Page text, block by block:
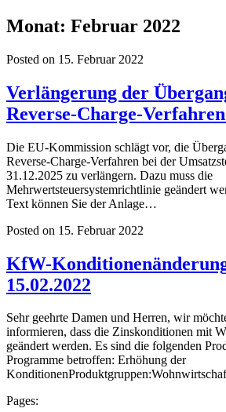
Monat: Februar 2022
Posted on 15. Februar 2022
Verlängerung der
Reverse-Charge-
Die EU-Kommission schlägt vor, die
Reverse-Charge-Verfahren bei der
31.12.2025 zu verlängern. Dazu muss die
Mehrwertsteuersystemrichtlinie geändert
Text können Sie der Anlage…
Posted on 15. Februar 2022
KfW-
15.02.2022
Sehr geehrte Damen und Herren, wir
informieren, dass die Zinskonditionen mit
geändert werden. Es sind die folgenden
Programme betroffen: Erhöhung der
Pages: